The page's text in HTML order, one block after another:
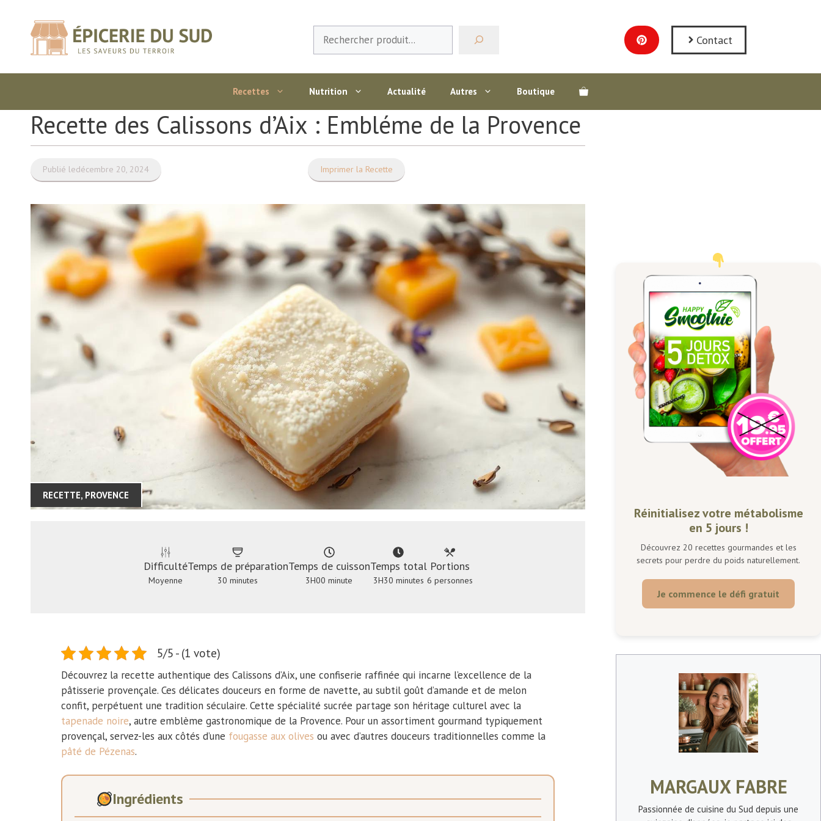
contenu
Contact
Recettes Nutrition Actualité Autres Boutique
Recette des Calissons d’Aix : Embléme de la Provence
Publié ledécembre 20, 2024 Imprimer la Recette
RECETTE, PROVENCE
Difficulté
Moyenne
Temps de préparation
30 minutes
Temps de cuisson
3H00 minute
Temps total
3H30 minutes
Portions
6 personnes
5/5 - (1 vote)
Découvrez la recette authentique des Calissons d’Aix, une confiserie raffinée qui incarne l’excellence de la
pâtisserie provençale. Ces délicates douceurs en forme de navette, au subtil goût d’amande et de melon
confit, perpétuent une tradition séculaire. Cette spécialité sucrée partage son héritage culturel avec la
tapenade noire, autre emblème gastronomique de la Provence. Pour un assortiment gourmand typiquement
provençal, servez-les aux côtés d’une fougasse aux olives ou avec d’autres douceurs traditionnelles comme la
pâté de Pézenas.
Ingrédients
Réinitialisez votre métabolisme
en 5 jours !
Découvrez 20 recettes gourmandes et les
secrets pour perdre du poids naturellement.
Je commence le défi gratuit
MARGAUX FABRE
Passionnée de cuisine du Sud depuis une